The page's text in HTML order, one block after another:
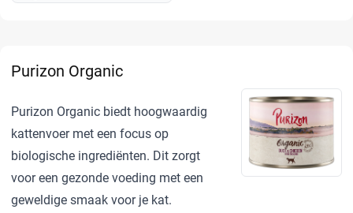
Purizon Organic
Purizon Organic biedt hoogwaardig
kattenvoer met een focus op
biologische ingrediënten. Dit zorgt
voor een gezonde voeding met een
geweldige smaak voor je kat.